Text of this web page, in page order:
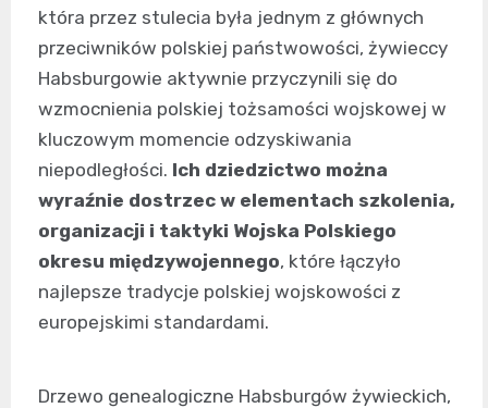
która przez stulecia była jednym z głównych
przeciwników polskiej państwowości, żywieccy
Habsburgowie aktywnie przyczynili się do
wzmocnienia polskiej tożsamości wojskowej w
kluczowym momencie odzyskiwania
niepodległości. Ich dziedzictwo można
wyraźnie dostrzec w elementach szkolenia,
organizacji i taktyki Wojska Polskiego
okresu międzywojennego, które łączyło
najlepsze tradycje polskiej wojskowości z
europejskimi standardami.
Drzewo genealogiczne Habsburgów żywieckich,